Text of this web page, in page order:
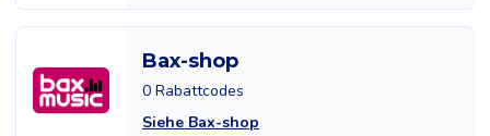
Bax-shop
0 Rabattcodes
Siehe Bax-shop